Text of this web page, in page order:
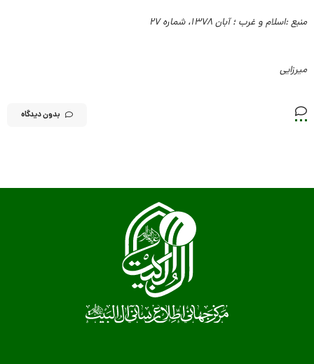
منبع :اسلام و غرب ؛ آبان ۱۳۷۸، شماره ۲۷
میرزایی
بدون دیدگاه